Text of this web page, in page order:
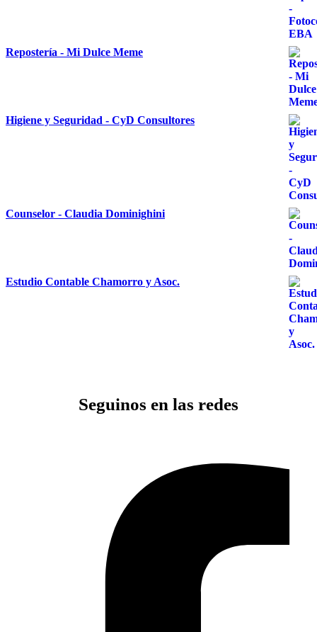
Repostería - Mi Dulce Meme
Higiene y Seguridad - CyD Consultores
Counselor - Claudia Dominighini
Estudio Contable Chamorro y Asoc.
Seguinos en las redes